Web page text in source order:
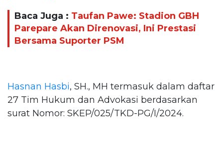
Baca Juga : Taufan Pawe: Stadion GBH
Parepare Akan Direnovasi, Ini Prestasi
Bersama Suporter PSM
Hasnan Hasbi, SH., MH termasuk dalam daftar
27 Tim Hukum dan Advokasi berdasarkan
surat Nomor: SKEP/025/TKD-PG/I/2024.